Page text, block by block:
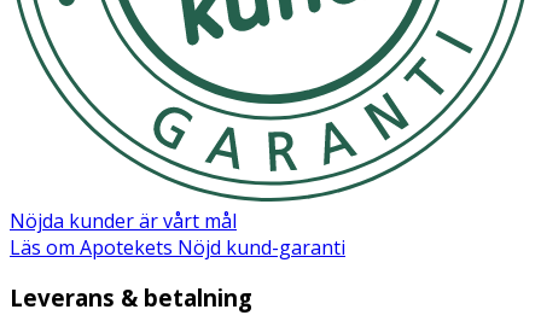
Nöjda kunder är vårt mål
Läs om Apotekets Nöjd kund-garanti
Leverans & betalning